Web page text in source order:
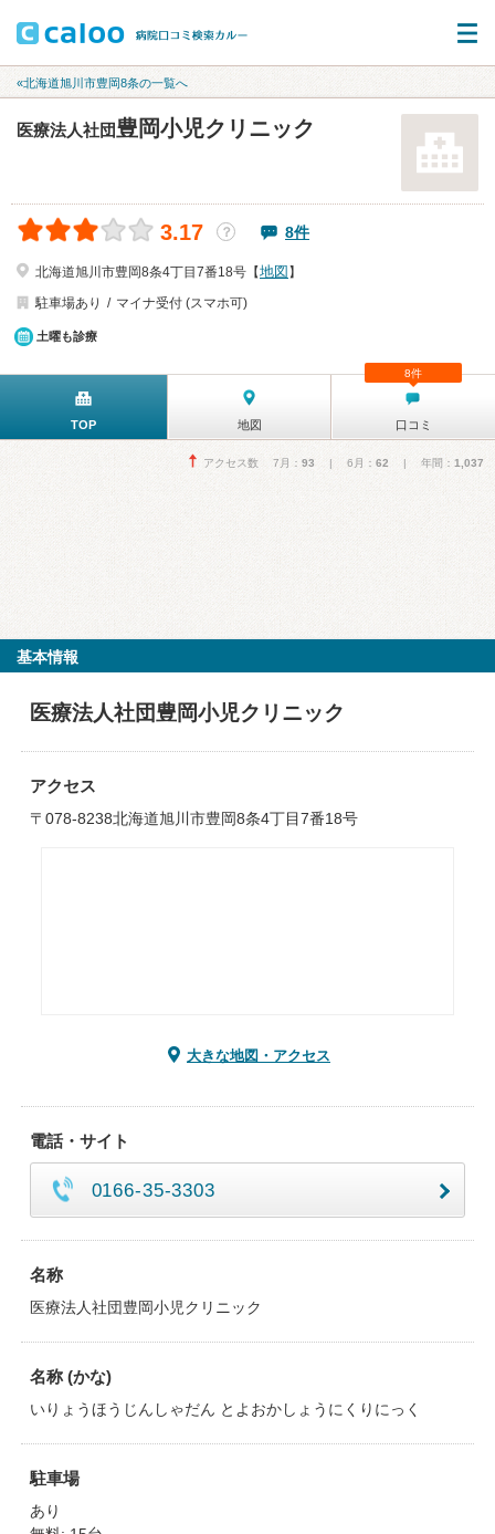
«北海道旭川市豊岡8条の一覧へ
医療法人社団豊岡小児クリニック
3.17 ？ 8件
北海道旭川市豊岡8条4丁目7番18号【地図 】
駐車場あり
マイナ受付 (スマホ可)
土曜も診療
TOP 地図 口コミ
8件
アクセス数 7月： 93 | 6月： 62 | 年間： 1,037
基本情報
医療法人社団豊岡小児クリニック
アクセス
〒078-8238北海道旭川市豊岡8条4丁目7番18号
大きな地図・アクセス
電話・サイト
0166-35-3303
名称
医療法人社団豊岡小児クリニック
名称 (かな)
いりょうほうじんしゃだん とよおかしょうにくりにっく
駐車場
あり